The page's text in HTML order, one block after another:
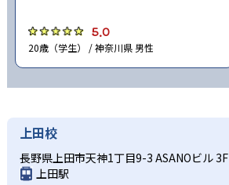
5.0
20歳（学生） / 神奈川県 男性
上田校
長野県上田市天神1丁目9-3 ASANOビル 3F
上田駅